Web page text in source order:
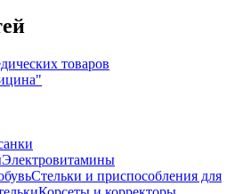
товаров
Электровитамины
Стельки и приспособления для